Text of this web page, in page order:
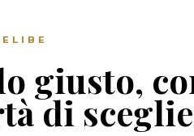
giusto,
di